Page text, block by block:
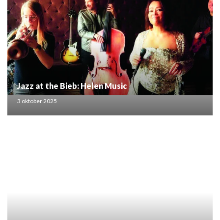
Jazz at the Bieb: Helen Music
3 oktober 2025